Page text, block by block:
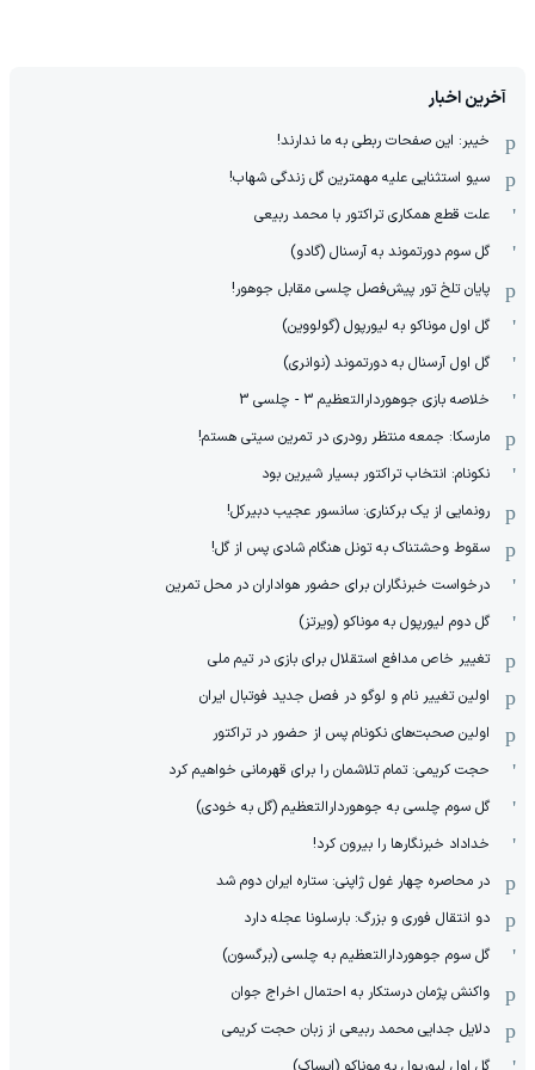
آخرین اخبار
خیبر: این صفحات ربطی به ما ندارند!
سیو استثنایی علیه مهمترین گل زندگی شهاب!
علت قطع همکاری تراکتور با محمد ربیعی
گل سوم دورتموند به آرسنال (گادو)
پایان تلخ تور پیش‌فصل چلسی مقابل جوهور!
گل اول موناکو به لیورپول (گولووین)
گل اول آرسنال به دورتموند (نوانری)
خلاصه بازی جوهوردارالتعظیم 3 - چلسی 3
مارسکا: جمعه منتظر رودری در تمرین سیتی هستم!
نکونام: انتخاب تراکتور بسیار شیرین بود
رونمایی از یک برکناری: سانسور عجیب دبیرکل!
سقوط وحشتناک به تونل هنگام شادی پس از گل!
درخواست خبرنگاران برای حضور هواداران در محل تمرین
گل دوم لیورپول به موناکو (ویرتز)
تغییر خاص مدافع استقلال برای بازی در تیم ملی
اولین تغییر نام و لوگو در فصل جدید فوتبال ایران
اولین صحبت‌های نکونام پس از حضور در تراکتور
حجت کریمی: تمام تلاشمان را برای قهرمانی خواهیم کرد
گل سوم چلسی به جوهوردارالتعظیم (گل به خودی)
خداداد خبرنگارها را بیرون کرد!
در محاصره چهار غول ژاپنی: ستاره ایران دوم شد
دو انتقال فوری و بزرگ: بارسلونا عجله دارد
گل سوم جوهوردارالتعظیم به چلسی (برگسون)
واکنش پژمان درستکار به احتمال اخراج جوان
دلایل جدایی محمد ربیعی از زبان حجت کریمی